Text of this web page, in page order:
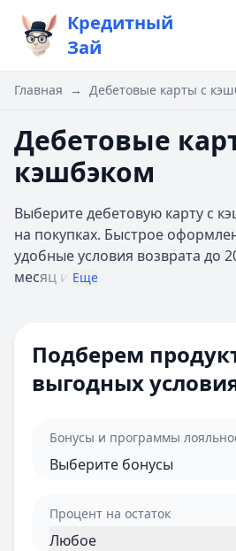
Кредитный
Зай
Главная → Дебетовые карты с
Дебетовые
кэшбэком
Выберите дебетовую карту с
на покупках. Быстрое
удобные условия возврата до
месяц и Еще
Платёжная система
Валюта
Подберем
выгодных
Бонусы и программы
Выберите бонусы
Процент на остаток
Любое